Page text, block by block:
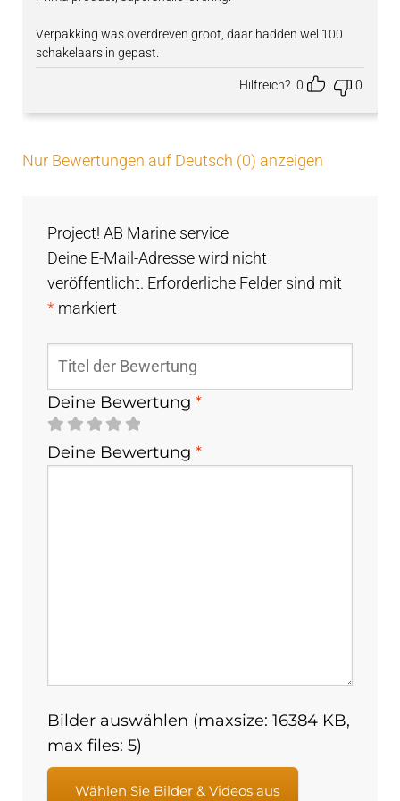
Verpakking was overdreven groot, daar hadden wel 100
schakelaars in gepast.
Hilfreich? 0 0
Nur Bewertungen auf Deutsch (0) anzeigen
Project! AB Marine service
Deine E-Mail-Adresse wird nicht
veröffentlicht. Erforderliche Felder sind mit
* markiert
Deine Bewertung*
Deine Bewertung*
Bilder auswählen (maxsize: 16384 KB,
max files: 5)
Wählen Sie Bilder & Videos aus